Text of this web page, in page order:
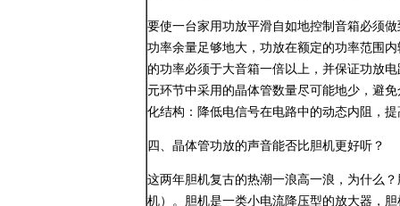
要使一台家用功放平滑自如地控制音箱必须
功率余量足够地大，功放在额定的功率范围
的功率必须于大音箱一倍以上，并保证功放
元环节中采用的晶体管数量尽可能地少，避
化结构：降低电信号在电路中的动态内阻，
四、晶体管功放的声音能否比胆机更好听？
这两年胆机复古的热潮一浪高一浪，为什么
机）。胆机是一类小电流降压型的放大器，